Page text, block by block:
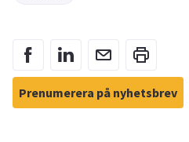
Prenumerera på nyhetsbrev